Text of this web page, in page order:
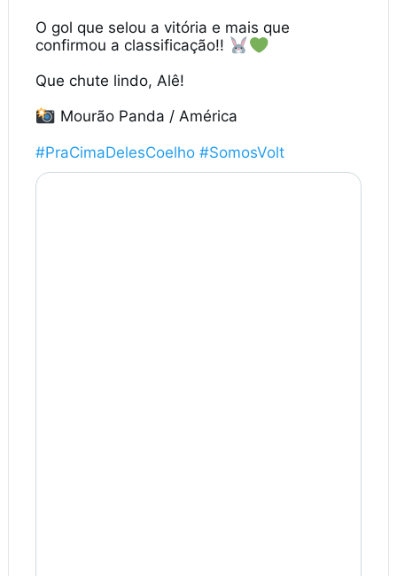
O gol que selou a vitória e mais que
confirmou a classificação!!
Que chute lindo, Alê!
Mourão Panda / América
#PraCimaDelesCoelho #SomosVolt